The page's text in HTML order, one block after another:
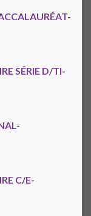
SÉRIE D/TI-
C/E-